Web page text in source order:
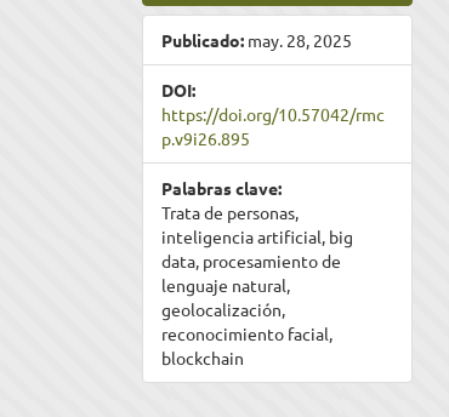
Publicado: may. 28, 2025
DOI:
https://doi.org/10.57042/rmc
p.v9i26.895
Palabras clave:
Trata de personas,
inteligencia artificial, big
data, procesamiento de
lenguaje natural,
geolocalización,
reconocimiento facial,
blockchain